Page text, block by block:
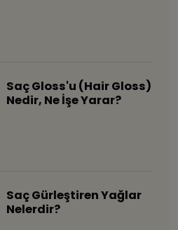
Saç Gloss'u (Hair Gloss)
Nedir, Ne İşe Yarar?
Saç Gürleştiren Yağlar
Nelerdir?